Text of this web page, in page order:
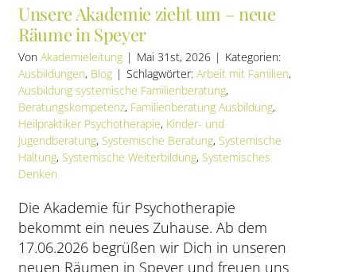
Unsere Akademie zieht um – neue
Räume in Speyer
Von Akademieleitung | Mai 31st, 2026 | Kategorien:
Ausbildungen, Blog | Schlagwörter: Arbeit mit Familien,
Ausbildung systemische Familienberatung,
Beratungskompetenz, Familienberatung Ausbildung,
Heilpraktiker Psychotherapie, Kinder- und
Jugendberatung, Systemische Beratung, Systemische
Haltung, Systemische Weiterbildung, Systemisches
Denken
Die Akademie für Psychotherapie
bekommt ein neues Zuhause. Ab dem
17.06.2026 begrüßen wir Dich in unseren
neuen Räumen in Speyer und freuen uns